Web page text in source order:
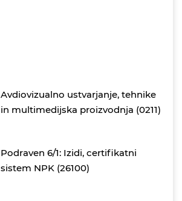
Avdiovizualno ustvarjanje, tehnike
in multimedijska proizvodnja (0211)
Podraven 6/1: Izidi, certifikatni
sistem NPK (26100)